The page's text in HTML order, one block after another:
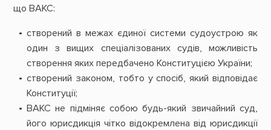
що ВАКС:
створений в межах єдиної системи судоустрою як
один з вищих спеціалізованих судів, можливість
створення яких передбачено Конституцією України;
створений законом, тобто у спосіб, який відповідає
Конституції;
ВАКС не підміняє собою будь-який звичайний суд,
його юрисдикція чітко відокремлена від юрисдикції